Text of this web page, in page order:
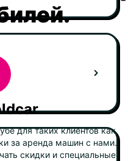
для таких клиентов как
за аренда машин с нами.
скидки и специальные